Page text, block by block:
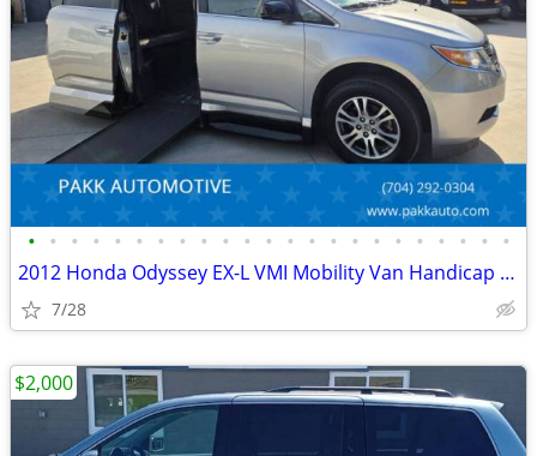
• • • • • • • • • • • • • • • • • • • • • • •
2012 Honda Odyssey EX-L VMI Mobility Van Handicap AEVIT Hand Controls
7/28
$2,000